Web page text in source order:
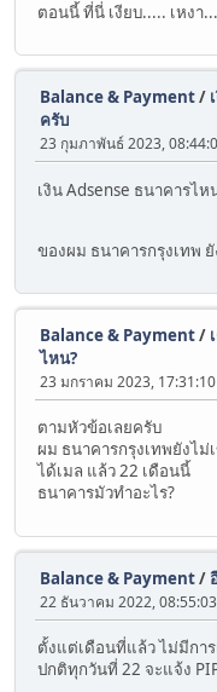
ตอนนี้ ที่นี่ เงียบ..... เหงา
Balance & Payment/
ครับ
23 กุมภาพันธ์ 2023,
เงิน Adsense ธนาคารไ
ของผม ธนาคารกรุงเทพ
Balance & Payment/
ไหน?
23 มกราคม 2023, 17:31:10
ตามหัวข้อเลยครับ
ผม ธนาคารกรุงเทพยังไม่
ได้เมล แล้ว 22 เดือนนี้
ธนาคารมัวทำอะไร?
Balance & Payment/
22 ธันวาคม 2022, 08:55:03
ตั้งแต่เดือนที่แล้ว ไม่มีกา
ปกติทุกวันที่ 22 จะแจ้ง